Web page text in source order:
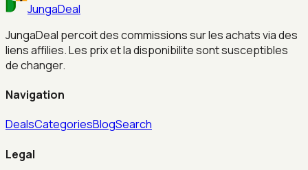
JungaDeal
JungaDeal percoit des commissions sur les achats via des
liens affilies. Les prix et la disponibilite sont susceptibles
de changer.
Navigation
DealsCategoriesBlogSearch
Legal